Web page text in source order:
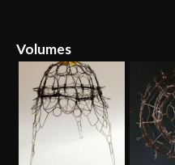
Volumes